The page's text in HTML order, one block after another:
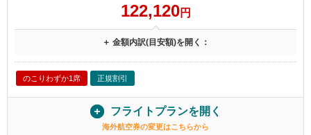
122,120円
＋ 金額内訳(目安額)を開く：
のこりわずか1席 正規割引
フライトプランを開く
海外航空券の変更はこちらから